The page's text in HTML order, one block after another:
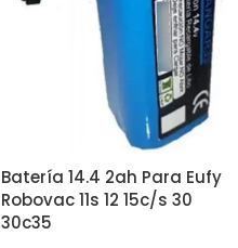
Batería 14.4 2ah Para Eufy
Robovac 11s 12 15c/s 30
30c35